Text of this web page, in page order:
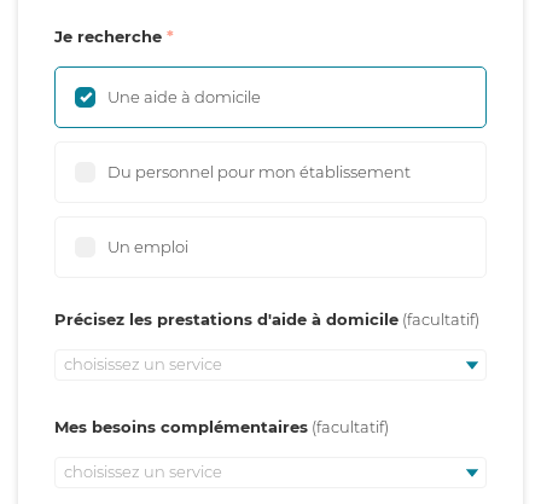
Je recherche
Une aide à domicile
Du personnel pour mon établissement
Un emploi
Précisez les prestations d'aide à domicile
choisissez un service
Mes besoins complémentaires
choisissez un service